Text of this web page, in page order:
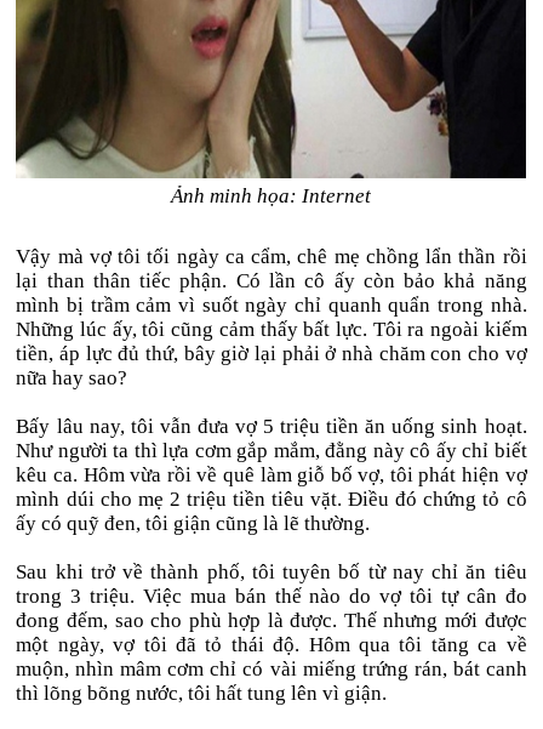
Ảnh minh họa: Internet
Vậy mà vợ tôi tối ngày ca cẩm, chê mẹ chồng lẩn thần rồi
lại than thân tiếc phận. Có lần cô ấy còn bảo khả năng
mình bị trầm cảm vì suốt ngày chỉ quanh quẩn trong nhà.
Những lúc ấy, tôi cũng cảm thấy bất lực. Tôi ra ngoài kiếm
tiền, áp lực đủ thứ, bây giờ lại phải ở nhà chăm con cho vợ
nữa hay sao?
Bấy lâu nay, tôi vẫn đưa vợ 5 triệu tiền ăn uống sinh hoạt.
Như người ta thì lựa cơm gắp mắm, đằng này cô ấy chỉ biết
kêu ca. Hôm vừa rồi về quê làm giỗ bố vợ, tôi phát hiện vợ
mình dúi cho mẹ 2 triệu tiền tiêu vặt. Điều đó chứng tỏ cô
ấy có quỹ đen, tôi giận cũng là lẽ thường.
Sau khi trở về thành phố, tôi tuyên bố từ nay chỉ ăn tiêu
trong 3 triệu. Việc mua bán thế nào do vợ tôi tự cân đo
đong đếm, sao cho phù hợp là được. Thế nhưng mới được
một ngày, vợ tôi đã tỏ thái độ. Hôm qua tôi tăng ca về
muộn, nhìn mâm cơm chỉ có vài miếng trứng rán, bát canh
thì lõng bõng nước, tôi hất tung lên vì giận.